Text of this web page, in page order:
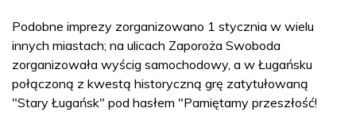
Podobne imprezy zorganizowano 1 stycznia w wielu
innych miastach; na ulicach Zaporoża Swoboda
zorganizowała wyścig samochodowy, a w Ługańsku
połączoną z kwestą historyczną grę zatytułowaną
"Stary Ługańsk" pod hasłem "Pamiętamy przeszłość!